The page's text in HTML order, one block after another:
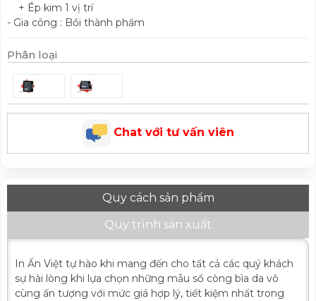
+ Ép kim 1 vị trí
- Gia công : Bồi thành phẩm
Phân loại
Chat với tư vấn viên
Quy cách sản phẩm
Quy trình sản xuất
In Ấn Việt tự hào khi mang đến cho tất cả các quý khách
sự hài lòng khi lựa chọn những mẫu sổ còng bìa da vô
cùng ấn tượng với mức giá hợp lý, tiết kiệm nhất trong